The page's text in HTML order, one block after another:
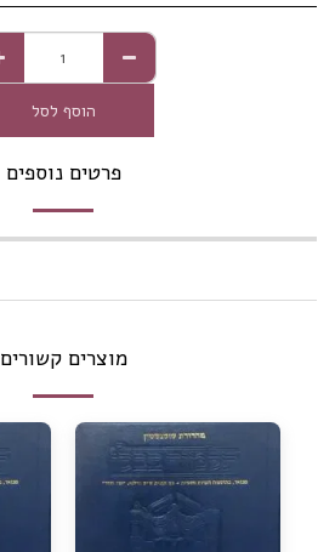
הוסף לסל
פרטים נוספים
מוצרים קשורים